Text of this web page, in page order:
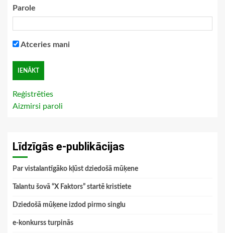
Parole
Atceries mani
Reģistrēties
Aizmirsi paroli
Līdzīgās e-publikācijas
Par vistalantīgāko kļūst dziedošā mūķene
Talantu šovā “X Faktors” startē kristiete
Dziedošā mūķene izdod pirmo singlu
e-konkurss turpinās